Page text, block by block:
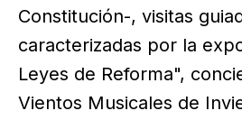
Constitución-, visitas
caracterizadas por la
Leyes de Reforma",
Vientos Musicales de